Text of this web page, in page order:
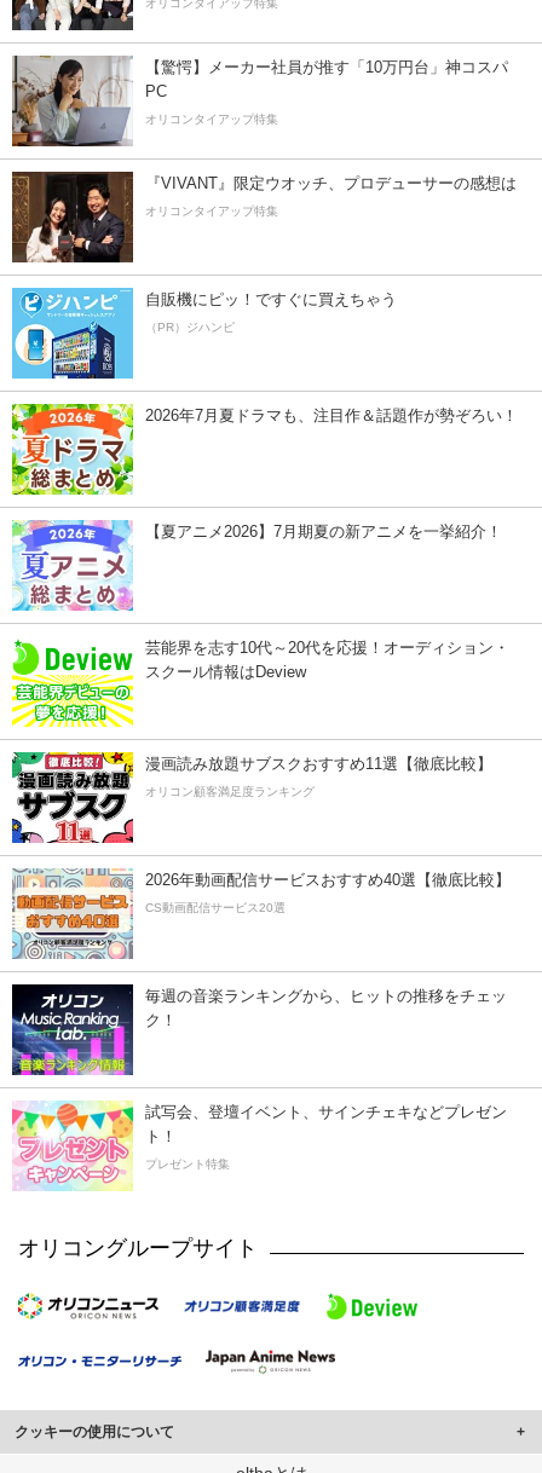
オリコンタイアップ特集
【驚愕】メーカー社員が推す「10万円台」神コスパ
PC
オリコンタイアップ特集
『VIVANT』限定ウオッチ、プロデューサーの感想は
オリコンタイアップ特集
自販機にピッ！ですぐに買えちゃう
（PR）ジハンピ
2026年7月夏ドラマも、注目作＆話題作が勢ぞろい！
【夏アニメ2026】7月期夏の新アニメを一挙紹介！
芸能界を志す10代～20代を応援！オーディション・
スクール情報はDeview
漫画読み放題サブスクおすすめ11選【徹底比較】
オリコン顧客満足度ランキング
2026年動画配信サービスおすすめ40選【徹底比較】
CS動画配信サービス20選
毎週の音楽ランキングから、ヒットの推移をチェッ
ク！
試写会、登壇イベント、サインチェキなどプレゼン
ト！
プレゼント特集
オリコングループサイト
クッキーの使用について